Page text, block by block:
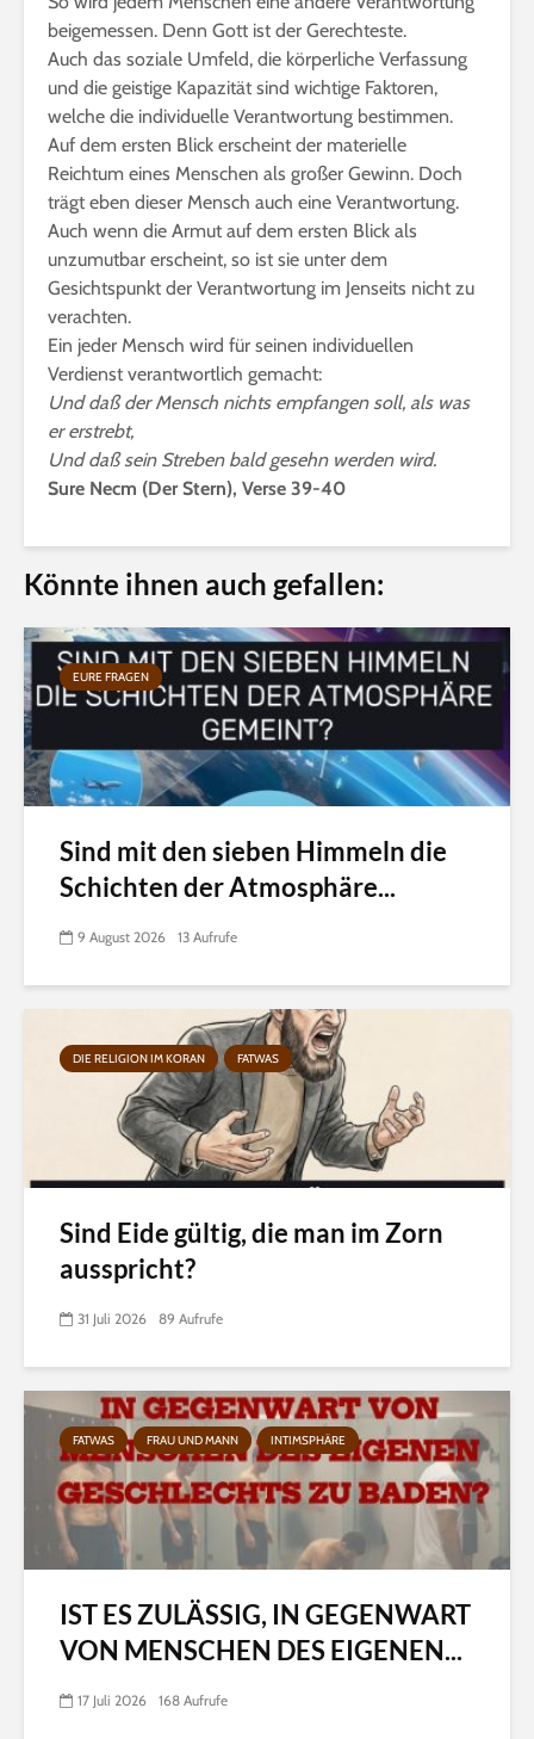
beigemessen. Denn Gott ist der Gerechteste.
Auch das soziale Umfeld, die körperliche Verfassung
und die geistige Kapazität sind wichtige Faktoren,
welche die individuelle Verantwortung bestimmen.
Auf dem ersten Blick erscheint der materielle
Reichtum eines Menschen als großer Gewinn. Doch
trägt eben dieser Mensch auch eine Verantwortung.
Auch wenn die Armut auf dem ersten Blick als
unzumutbar erscheint, so ist sie unter dem
Gesichtspunkt der Verantwortung im Jenseits nicht zu
verachten.
Ein jeder Mensch wird für seinen individuellen
Verdienst verantwortlich gemacht:
Und daß der Mensch nichts empfangen soll, als was
er erstrebt,
Und daß sein Streben bald gesehn werden wird.
Sure Necm (Der Stern), Verse 39-40
Könnte ihnen auch gefallen:
EURE FRAGEN
Sind mit den sieben Himmeln die
Schichten der Atmosphäre...
9 August 2026 13 Aufrufe
DIE RELIGION IM KORAN FATWAS
Sind Eide gültig, die man im Zorn
ausspricht?
31 Juli 2026 89 Aufrufe
FATWAS FRAU UND MANN INTIMSPHÄRE
IST ES ZULÄSSIG, IN GEGENWART
VON MENSCHEN DES EIGENEN...
17 Juli 2026 168 Aufrufe